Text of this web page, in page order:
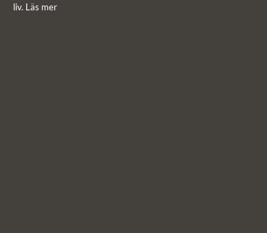
liv. Läs mer